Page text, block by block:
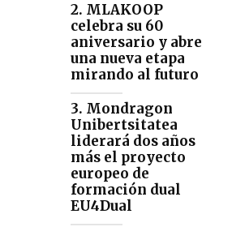
2. MLAKOOP
celebra su 60
aniversario y abre
una nueva etapa
mirando al futuro
3. Mondragon
Unibertsitatea
liderará dos años
más el proyecto
europeo de
formación dual
EU4Dual